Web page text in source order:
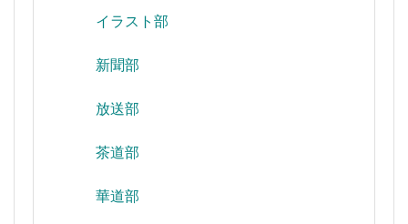
イラスト部
新聞部
放送部
茶道部
華道部